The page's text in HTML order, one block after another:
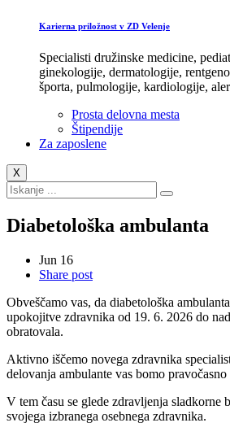
Karierna priložnost v ZD Velenje
Specialisti družinske medicine,
ginekologije, dermatologije,
športa, pulmologije, kardiologije,
Prosta delovna mesta
Štipendije
Za zaposlene
X
Diabetološka ambulanta
Jun 16
Share post
Obveščamo vas, da diabetološka
upokojitve zdravnika od 19. 6. 2026 do
obratovala.
Aktivno iščemo novega zdravnika
delovanja ambulante vas bomo
V tem času se glede zdravljenja sladkorne
svojega izbranega osebnega zdravnika.